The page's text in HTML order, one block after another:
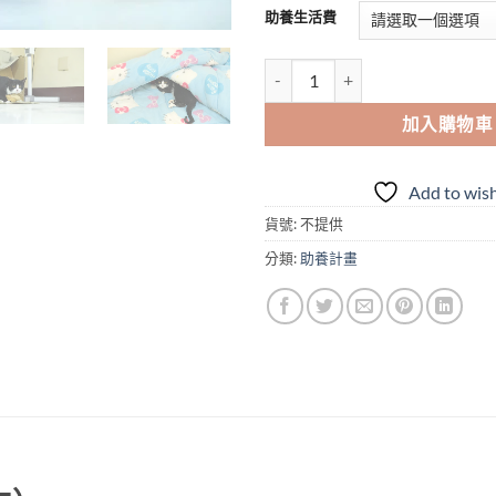
助養生活費
加入購物車
Add to
貨號:不提供
分類: 助養計畫